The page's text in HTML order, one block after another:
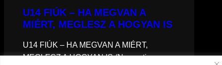
U14 FIÚK – HA MEGVAN A
MIÉRT, MEGLESZ A HOGYAN IS
U14 FIÚK – HA MEGVAN A MIÉRT,
MEGLESZ A HOGYAN IS (Nemzeti